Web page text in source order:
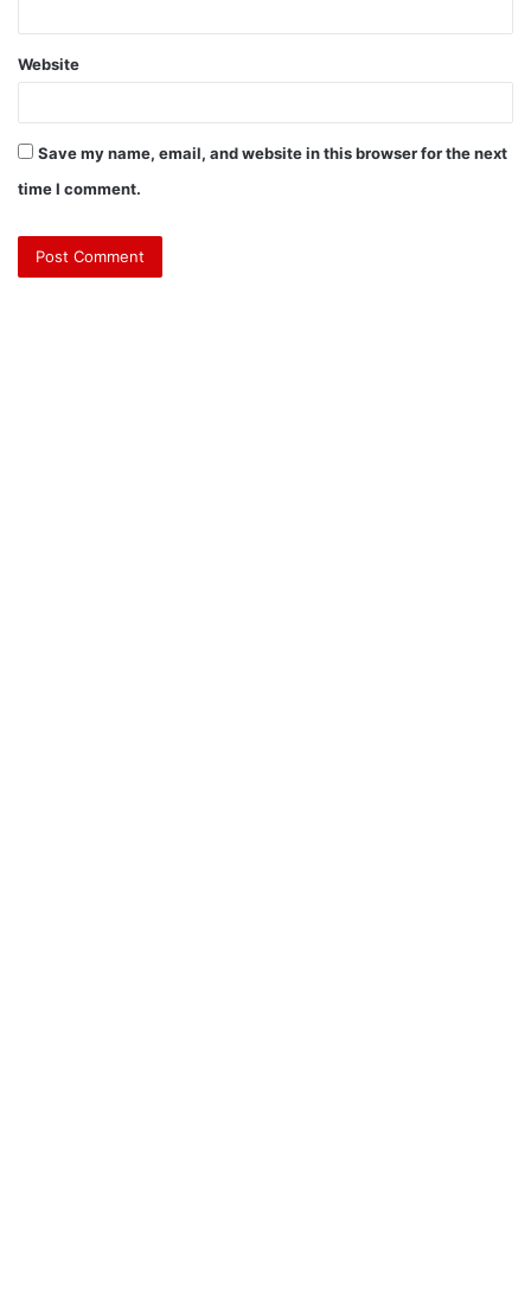
Website
Save my name, email, and website in this browser for the next
time I comment.